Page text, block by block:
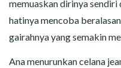
memuaskan dirinya sendiri
hatinya mencoba
gairahnya yang semakin
Ana menurunkan celana